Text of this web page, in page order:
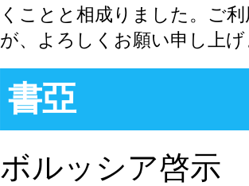
くことと相成りました。ご
が、よろしくお願い申し上
書亞
ボルッシア啓示